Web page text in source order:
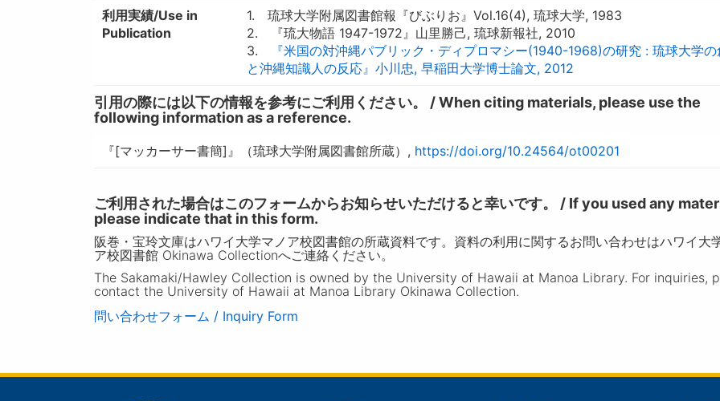
利用実績/Use in
Publication
1. 琉球大学附属図書館報『びぶりお』Vol.16(4), 琉球大学, 1983
2. 『琉大物語 1947-1972』山里勝己, 琉球新報社, 2010
3.
『米国の対沖縄パブリック・ディプロマシー(1940-1968)の研究 : 琉球大学の
と沖縄知識人の反応』小川忠, 早稲田大学博士論文, 2012
引用の際には以下の情報を参考にご利用ください。 / When citing materials, please use the
following information as a reference.
『[マッカーサー書簡]』（琉球大学附属図書館所蔵）, https://doi.org/10.24564/ot00201
ご利用された場合はこのフォームからお知らせいただけると幸いです。 / If you used any
please indicate that in this form.
阪巻・宝玲文庫はハワイ大学マノア校図書館の所蔵資料です。資料の利用に関するお問い合わせはハワイ大
ア校図書館 Okinawa Collectionへご連絡ください。
The Sakamaki/Hawley Collection is owned by the University of Hawaii at Manoa Library. For inquiries,
contact the University of Hawaii at Manoa Library Okinawa Collection.
問い合わせフォーム / Inquiry Form